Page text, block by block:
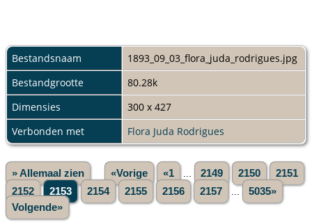
Bestandsnaam
1893_09_03_flora_juda_rodrigues.jpg
Bestandgrootte
80.28k
Dimensies
300 x 427
Verbonden met
Flora Juda Rodrigues
» Allemaal zien «Vorige «1 2149 2150
2151
2152
2153 2154 2155 2156 2157
5035»
Volgende»